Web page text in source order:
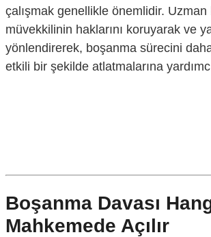
çalışmak genellikle önemlidir. Uzman
müvekkilinin haklarını koruyarak ve
yönlendirerek, boşanma sürecini
etkili bir şekilde atlatmalarına
Boşanma Davası
Mahkemede Açılır